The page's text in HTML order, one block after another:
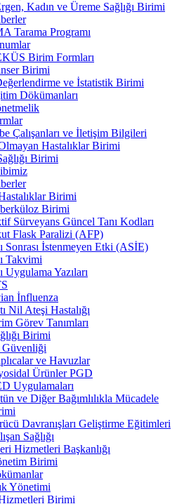
Kadın ve Üreme Sağlığı Birimi
Tarama Programı
Birim Formları
Birimi
ve İstatistik Birimi
Dökümanları
Çalışanları ve İletişim Bilgileri
Hastalıklar Birimi
Birimi
Birimi
Birimi
Sürveyans Güncel Tanı Kodları
Flask Paralizi (AFP)
Sonrası İstenmeyen Etki (ASİE)
Takvimi
Uygulama Yazıları
İnfluenza
Nil Ateşi Hastalığı
Görev Tanımları
Birimi
Güvenliği
ve Havuzlar
Ürünler PGD
Uygulamaları
ve Diğer Bağımlılıkla Mücadele
Davranışları Geliştirme Eğitimleri
Sağlığı
Hizmetleri Başkanlığı
Birimi
Yönetimi
Birimi